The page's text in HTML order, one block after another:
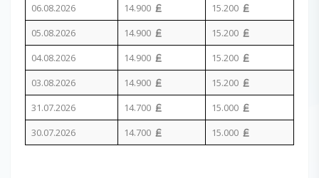
06.08.2026
14.900
15.200
05.08.2026
14.900
15.200
04.08.2026
14.900
15.200
03.08.2026
14.900
15.200
31.07.2026
14.700
15.000
30.07.2026
14.700 15.000